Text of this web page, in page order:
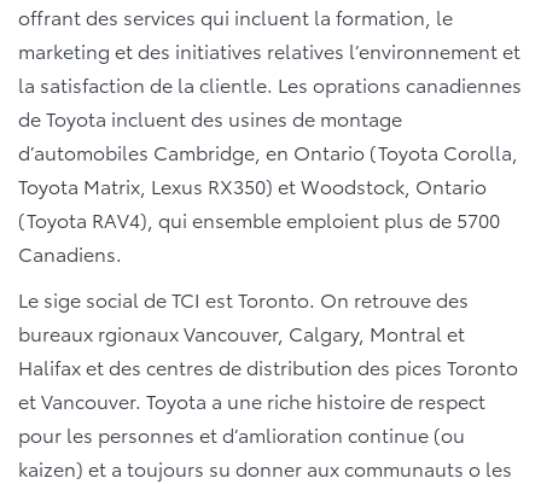
offrant des services qui incluent la formation, le
marketing et des initiatives relatives l’environnement et
la satisfaction de la clientle. Les oprations canadiennes
de Toyota incluent des usines de montage
d’automobiles Cambridge, en Ontario (Toyota Corolla,
Toyota Matrix, Lexus RX350) et Woodstock, Ontario
(Toyota RAV4), qui ensemble emploient plus de 5700
Canadiens.
Le sige social de TCI est Toronto. On retrouve des
bureaux rgionaux Vancouver, Calgary, Montral et
Halifax et des centres de distribution des pices Toronto
et Vancouver. Toyota a une riche histoire de respect
pour les personnes et d’amlioration continue (ou
kaizen) et a toujours su donner aux communauts o les